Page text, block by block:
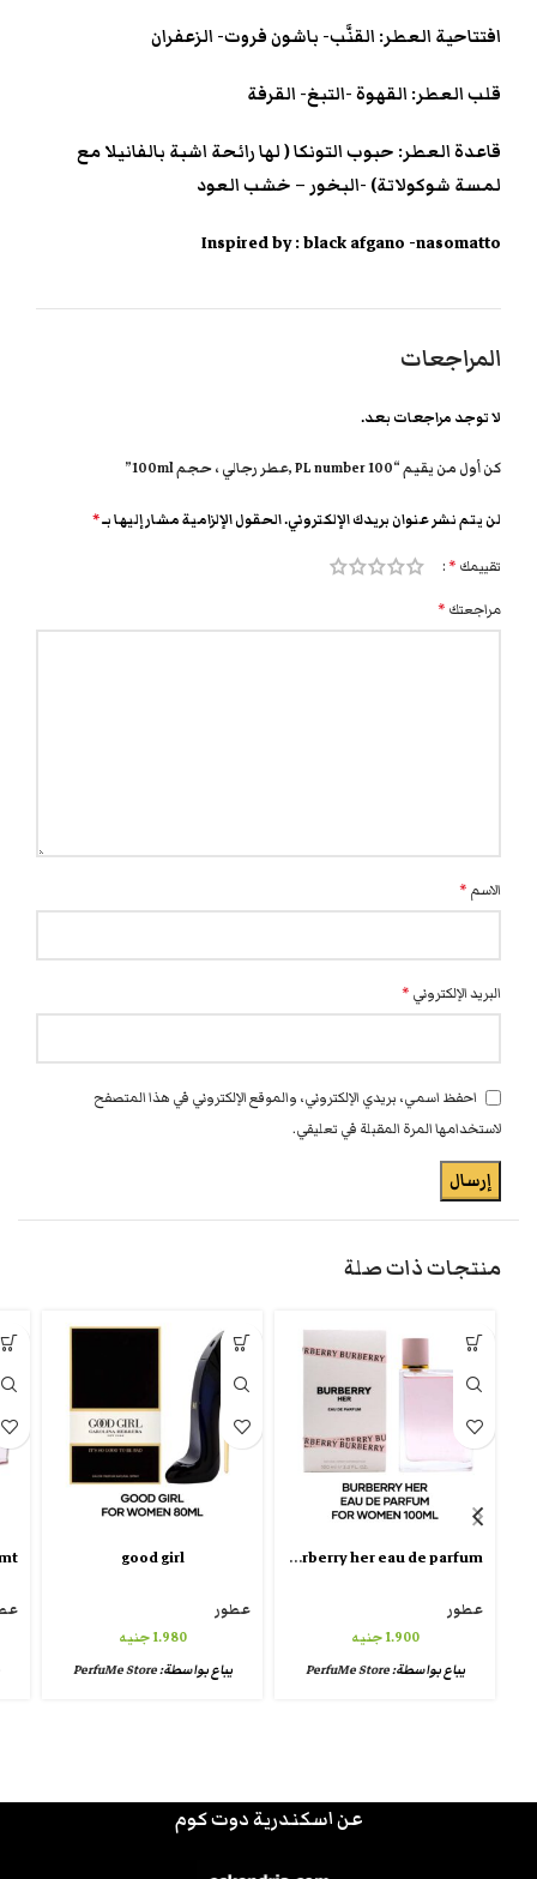
افتتاحية العطر: القنَّب- باشون فروت- الزعفران
قلب العطر: القهوة -التبغ- القرفة
قاعدة العطر: حبوب التونكا ( لها رائحة اشبة بالفانيلا مع
لمسة شوكولاتة) -البخور – خشب العود
Inspired by : black afgano -nasomatto
المراجعات
لا توجد مراجعات بعد.
كن أول من يقيم “PL number 100 ,عطر رجالي ، حجم 100ml”
لن يتم نشر عنوان بريدك الإلكتروني.الحقول الإلزامية مشار إليها بـ*
تقييمك *
مراجعتك *
الاسم *
البريد الإلكتروني *
احفظ اسمي، بريدي الإلكتروني، والموقع الإلكتروني في هذا المتصفح
لاستخدامها المرة المقبلة في تعليقي.
منتجات ذات صلة
Burberry her eau de parfum
عطور
1.900 جنيه
يباع بواسطة:PerfuMe Store
good girl
عطور
1.980 جنيه
يباع بواسطة:PerfuMe Store
عن اسكندرية دوت كوم